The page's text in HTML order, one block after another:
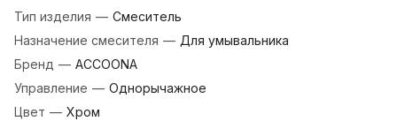
Тип изделия — Смеситель
Назначение смесителя — Для умывальника
Бренд — ACCOONA
Управление — Однорычажное
Цвет — Хром